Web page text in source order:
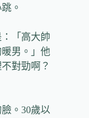
。
「高大帥
男。」他
對勁啊？
。30歲以